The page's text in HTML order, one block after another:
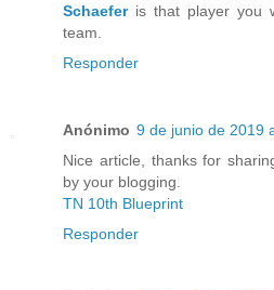
Schaefer is that player you
team.
Responder
Anónimo 9 de junio de 2019
Nice article, thanks for
by your blogging.
TN 10th Blueprint
Responder